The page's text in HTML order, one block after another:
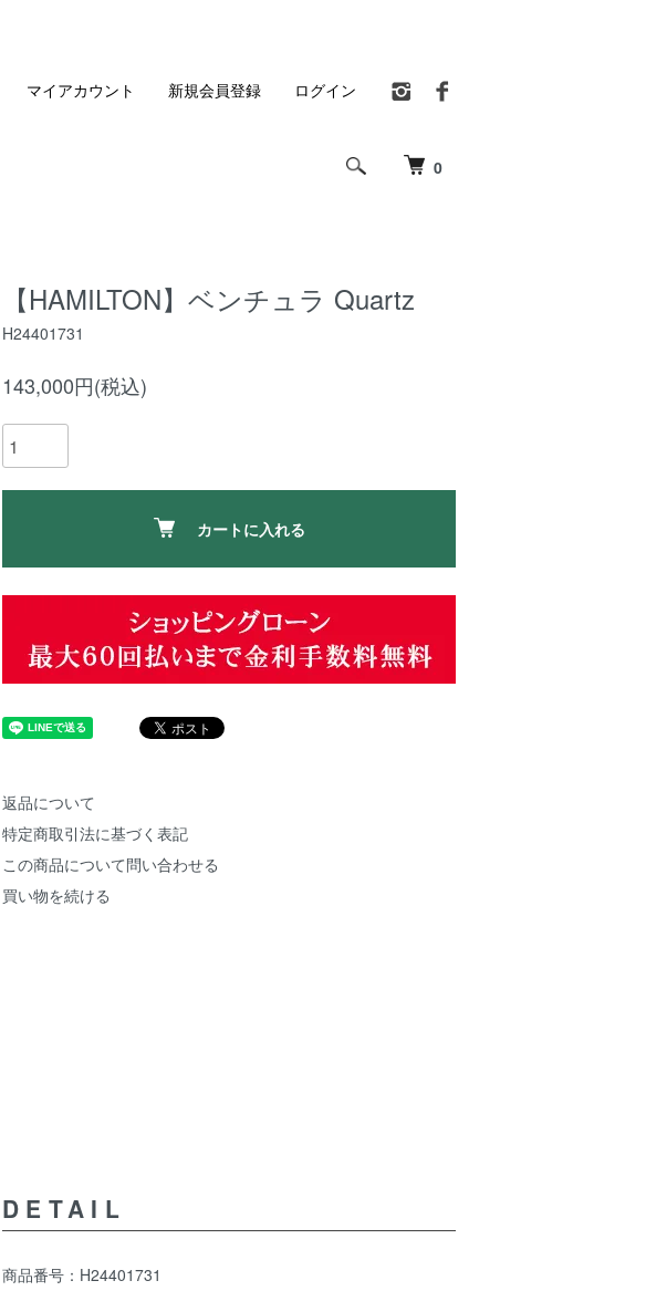
0
マイアカウント 新規会員登録 ログイン
【HAMILTON】ベンチュラ Quartz
H24401731
143,000円(税込)
カートに入れる
返品について
特定商取引法に基づく表記
この商品について問い合わせる
買い物を続ける
DETAIL
商品番号：H24401731